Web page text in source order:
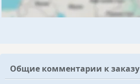
Общие комментарии к заказу